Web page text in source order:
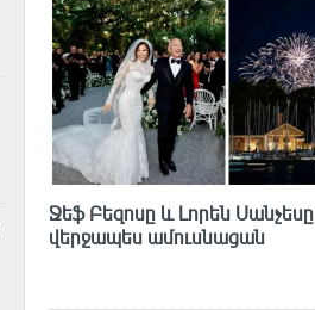
Ջեֆ Բեզոսը և Լորեն Սանչեսը
վերջապես ամուսնացան